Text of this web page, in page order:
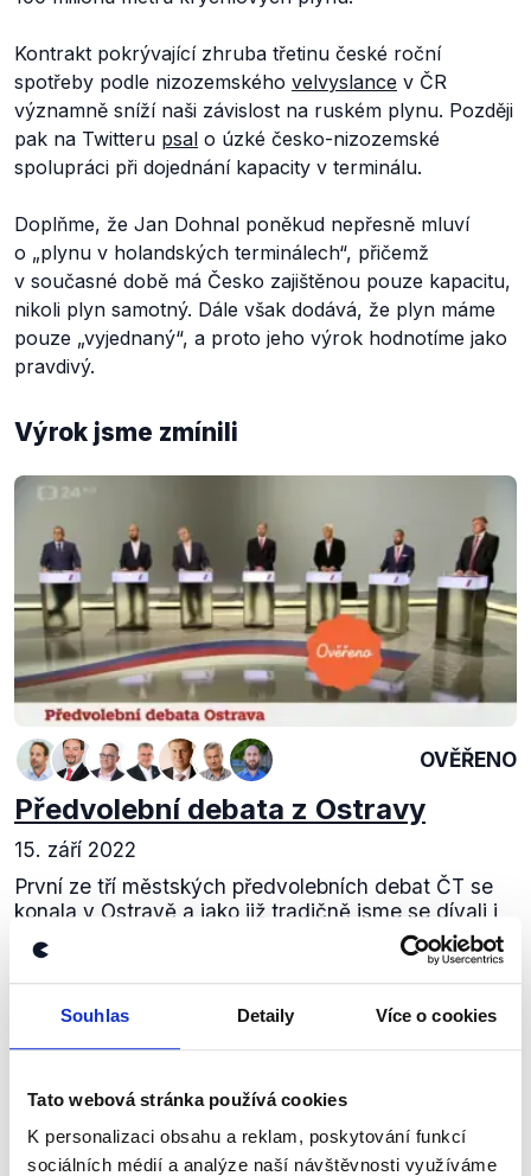
Souhlas Detaily Více o cookies
Tato webová stránka používá cookies
K personalizaci obsahu a reklam, poskytování funkcí
sociálních médií a analýze naší návštěvnosti využíváme
Kontrakt pokrývající zhruba třetinu české roční
spotřeby podle nizozemského velvyslance v ČR
významně sníží naši závislost na ruském plynu. Později
pak na Twitteru psal o úzké česko-nizozemské
spolupráci při dojednání kapacity v terminálu.
Doplňme, že Jan Dohnal poněkud nepřesně mluví
o „plynu v holandských terminálech“, přičemž
v současné době má Česko zajištěnou pouze kapacitu,
nikoli plyn samotný. Dále však dodává, že plyn máme
pouze „vyjednaný“, a proto jeho výrok hodnotíme jako
pravdivý.
Výrok jsme zmínili
OVĚŘENO
Předvolební debata z Ostravy
15. září 2022
První ze tří městských předvolebních debat ČT se
konala v Ostravě a jako již tradičně jsme se dívali i
my. Nyní vám přinášíme analýzu výroků z prvního
segmentu debaty, který se týkal...
Číst dál
Zůstaňme v kontaktu